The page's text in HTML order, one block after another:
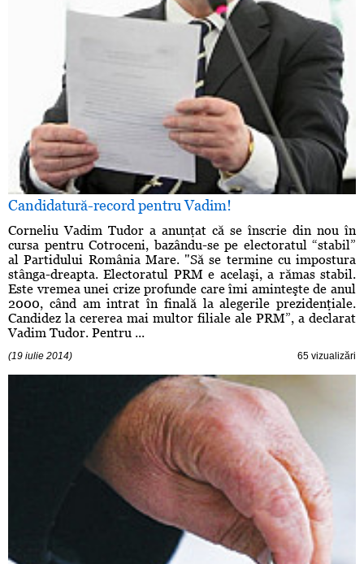
Candidatură-record pentru Vadim!
Corneliu Vadim Tudor a anunţat că se înscrie din nou în
cursa pentru Cotroceni, bazându-se pe electoratul “stabil”
al Partidului România Mare. "Să se termine cu impostura
stânga-dreapta. Electoratul PRM e acelaşi, a rămas stabil.
Este vremea unei crize profunde care îmi aminteşte de anul
2000, când am intrat în finală la alegerile prezidenţiale.
Candidez la cererea mai multor filiale ale PRM”, a declarat
Vadim Tudor. Pentru ...
(19 iulie 2014) 65 vizualizări